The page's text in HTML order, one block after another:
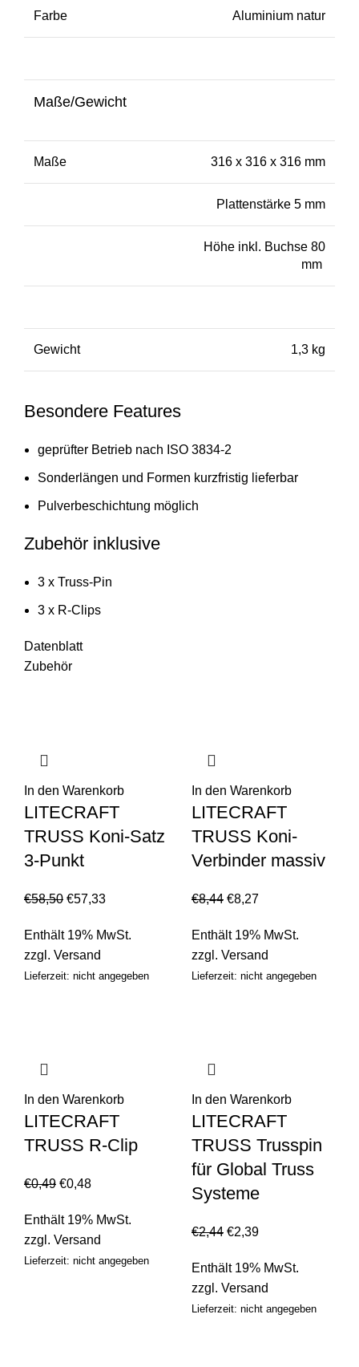
Farbe Aluminium natur
Maße/Gewicht
Maße 316 x 316 x 316 mm
Plattenstärke 5 mm
Höhe inkl. Buchse 80
mm
Gewicht 1,3 kg
Besondere Features
geprüfter Betrieb nach ISO 3834-2
Sonderlängen und Formen kurzfristig lieferbar
Pulverbeschichtung möglich
Zubehör inklusive
3 x Truss-Pin
3 x R-Clips
Datenblatt
Zubehör
In den Warenkorb
LITECRAFT
TRUSS Koni-Satz
3-Punkt
€58,50 €57,33
Enthält 19% MwSt.
zzgl. Versand
Lieferzeit: nicht angegeben
In den Warenkorb
LITECRAFT
TRUSS Koni-
Verbinder massiv
€8,44 €8,27
Enthält 19% MwSt.
zzgl. Versand
Lieferzeit: nicht angegeben
In den Warenkorb
LITECRAFT
TRUSS R-Clip
€0,49 €0,48
Enthält 19% MwSt.
zzgl. Versand
Lieferzeit: nicht angegeben
In den Warenkorb
LITECRAFT
TRUSS Trusspin
für Global Truss
Systeme
€2,44 €2,39
Enthält 19% MwSt.
zzgl. Versand
Lieferzeit: nicht angegeben